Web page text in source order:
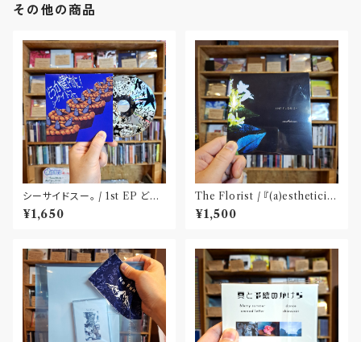
その他の商品
シーサイドスー。 / 1st EP どう
か健やかに！(CD)〝静岡県三島
市〟
¥1,650
The Florist / 『(a)estheticis
m』(CD)※特典:ステッカー付
¥1,500